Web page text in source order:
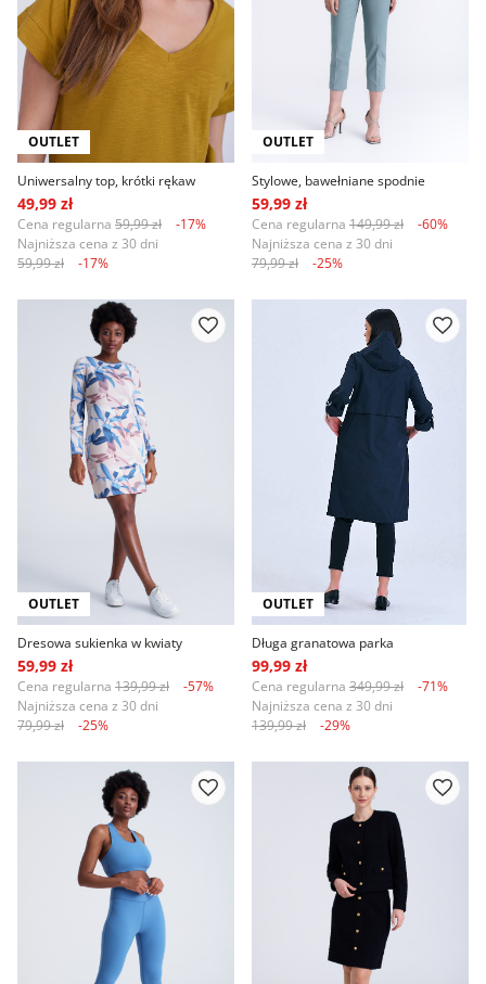
OUTLET
Uniwersalny top, krótki rękaw
49,99 zł
Cena regularna 59,99 zł
-17%
Najniższa cena z 30 dni
59,99 zł
-17%
OUTLET
Stylowe, bawełniane spodnie
59,99 zł
Cena regularna 149,99 zł
-60%
Najniższa cena z 30 dni
79,99 zł
-25%
OUTLET
Dresowa sukienka w kwiaty
59,99 zł
Cena regularna 139,99 zł
-57%
Najniższa cena z 30 dni
79,99 zł
-25%
OUTLET
Długa granatowa parka
99,99 zł
Cena regularna 349,99 zł
-71%
Najniższa cena z 30 dni
139,99 zł
-29%